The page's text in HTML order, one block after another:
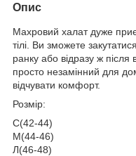
Опис
Махровий халат дуже
тілі. Ви зможете
ранку або відразу ж
просто незамінний для
відчувати комфорт.
Розмір:
С(42-44)
М(44-46)
Л(46-48)